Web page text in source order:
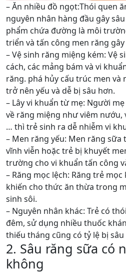
– Ăn nhiều đồ ngọt:Thói quen
nguyên nhân hàng đầu gây
phẩm chứa đường là môi
triển và tấn công men răng
– Vệ sinh răng miệng kém: Vệ
cách, các mảng bám và vi
răng. phá hủy cấu trúc men và
trở nên yếu và dễ bị sâu hơn.
– Lây vi khuẩn từ mẹ: Người
về răng miệng như viêm nướu,
… thì trẻ sinh ra dễ nhiễm vi
– Men răng yếu: Men răng
vĩnh viễn hoặc trẻ bị khuyết
trường cho vi khuẩn tấn công
– Răng mọc lệch: Răng trẻ
khiến cho thức ăn thừa trong
sinh sôi.
– Nguyên nhân khác: Trẻ có
đêm, sử dụng nhiều thuốc
thiếu tháng cũng có tỷ lệ bị sâu
2. Sâu răng sữa có
không